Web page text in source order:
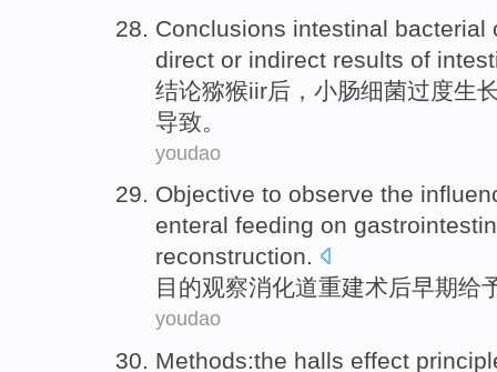
Conclusions intestinal bacterial
direct or indirect results of
结论猕猴iir后 ， 小肠细菌过度生
导致 。
youdao
Objective to observe the
enteral feeding on
reconstruction.
目的观察消化道重建术后早期给
youdao
Methods:the halls effect